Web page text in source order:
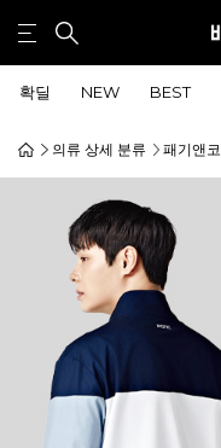
확딜 NEW BEST
의류 상세 분류 패기앤코